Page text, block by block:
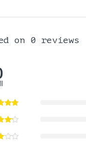
on 0 reviews